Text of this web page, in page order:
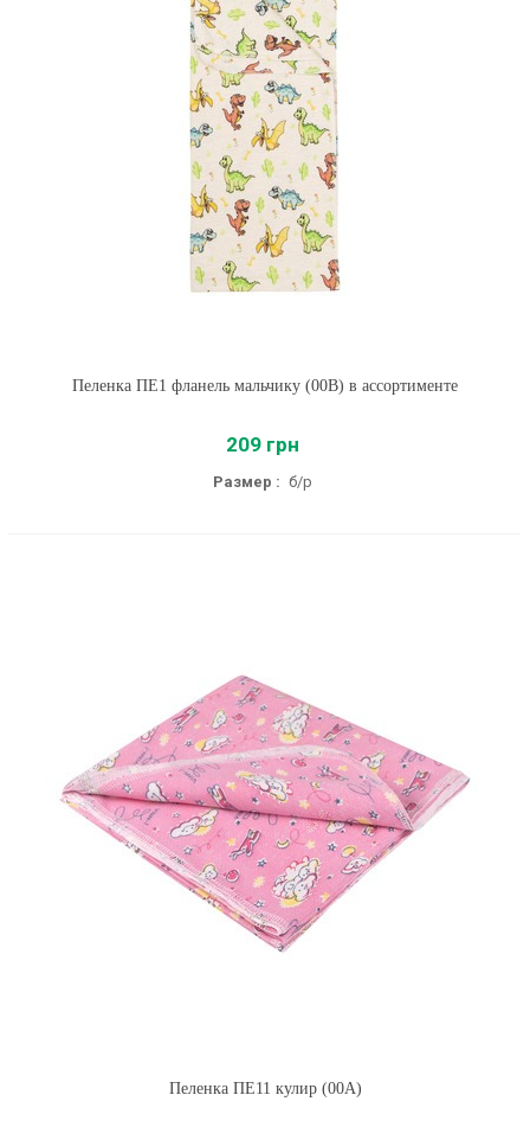
Пеленка ПЕ1 фланель мальчику (00B) в ассортименте
209 грн
Размер : б/р
Пеленка ПЕ11 кулир (00A)